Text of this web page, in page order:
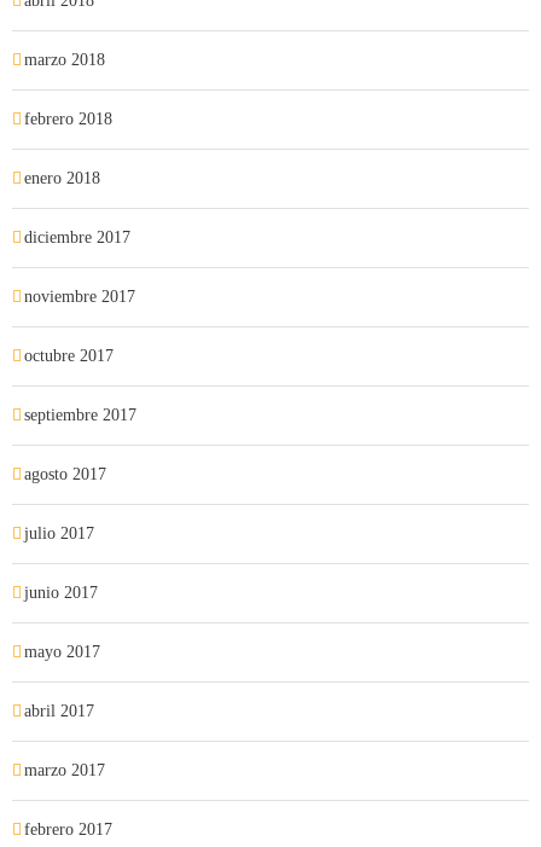
marzo 2018
febrero 2018
enero 2018
diciembre 2017
noviembre 2017
octubre 2017
septiembre 2017
agosto 2017
julio 2017
junio 2017
mayo 2017
abril 2017
marzo 2017
febrero 2017